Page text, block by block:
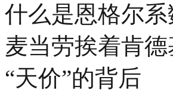
什么是恩格尔系
麦当劳挨着肯
“天价”的背后